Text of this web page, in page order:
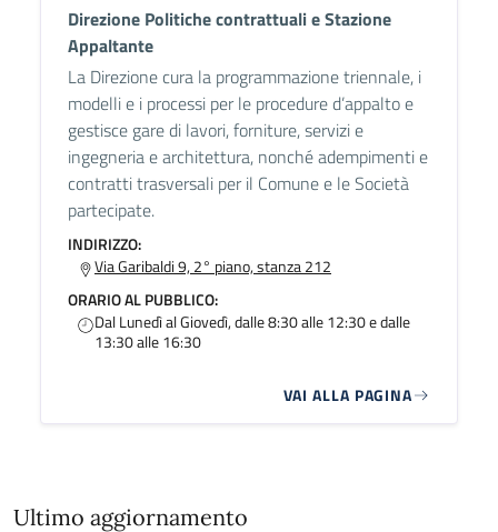
Direzione Politiche contrattuali e Stazione
Appaltante
La Direzione cura la programmazione triennale, i
modelli e i processi per le procedure d’appalto e
gestisce gare di lavori, forniture, servizi e
ingegneria e architettura, nonché adempimenti e
contratti trasversali per il Comune e le Società
partecipate.
INDIRIZZO:
Via Garibaldi 9, 2° piano, stanza 212
ORARIO AL PUBBLICO:
Dal Lunedì al Giovedì, dalle 8:30 alle 12:30 e dalle
13:30 alle 16:30
VAI ALLA PAGINA
Ultimo aggiornamento